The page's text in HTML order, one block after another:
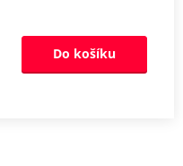
Do košíku